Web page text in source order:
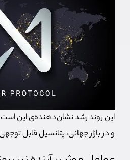
این روند رشد نشان‌دهنده‌ی این است
و در بازار جهانی، پتانسیل قابل